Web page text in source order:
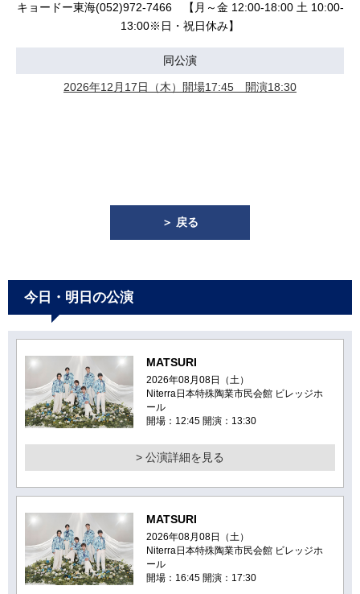
キョードー東海(052)972-7466 【月～金 12:00-18:00 土 10:00-
13:00※日・祝日休み】
同公演
2026年12月17日（木）開場17:45 開演18:30
＞ 戻る
今日・明日の公演
MATSURI
2026年08月08日（土）
Niterra日本特殊陶業市民会館 ビレッジホ
ール
開場：12:45 開演：13:30
> 公演詳細を見る
MATSURI
2026年08月08日（土）
Niterra日本特殊陶業市民会館 ビレッジホ
ール
開場：16:45 開演：17:30